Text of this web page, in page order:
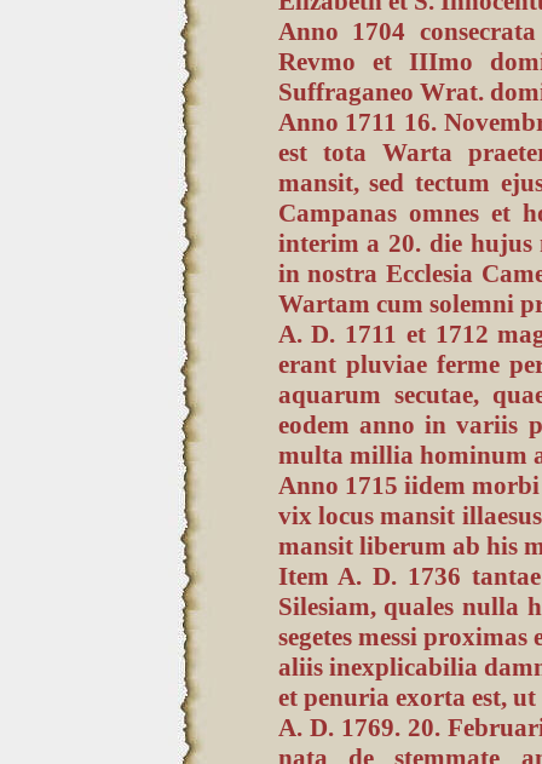
Anno 1704
Revmo et IIImo
Suffraganeo Wrat.
Anno 1711 16.
est tota Warta
mansit, sed tectum
Campanas omnes et
interim a 20. die hujus
in nostra Ecclesia
Wartam cum solemni
A. D. 1711 et 1712
erant pluviae ferme
aquarum secutae,
eodem anno in variis
multa millia hominum
Anno 1715 iidem
vix locus mansit
mansit liberum ab his
Item A. D. 1736
Silesiam, quales nulla
segetes messi
aliis inexplicabilia
et penuria exorta est,
A. D. 1769. 20.
nata de stemmate